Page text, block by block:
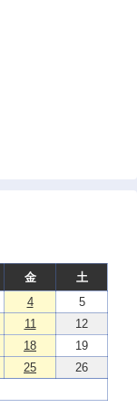
金
土
4
5
11
12
18
19
25
26